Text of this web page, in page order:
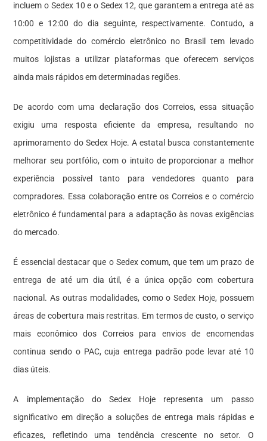
incluem o Sedex 10 e o Sedex 12, que garantem a entrega até as
10:00 e 12:00 do dia seguinte, respectivamente. Contudo, a
competitividade do comércio eletrônico no Brasil tem levado
muitos lojistas a utilizar plataformas que oferecem serviços
ainda mais rápidos em determinadas regiões.
De acordo com uma declaração dos Correios, essa situação
exigiu uma resposta eficiente da empresa, resultando no
aprimoramento do Sedex Hoje. A estatal busca constantemente
melhorar seu portfólio, com o intuito de proporcionar a melhor
experiência possível tanto para vendedores quanto para
compradores. Essa colaboração entre os Correios e o comércio
eletrônico é fundamental para a adaptação às novas exigências
do mercado.
É essencial destacar que o Sedex comum, que tem um prazo de
entrega de até um dia útil, é a única opção com cobertura
nacional. As outras modalidades, como o Sedex Hoje, possuem
áreas de cobertura mais restritas. Em termos de custo, o serviço
mais econômico dos Correios para envios de encomendas
continua sendo o PAC, cuja entrega padrão pode levar até 10
dias úteis.
A implementação do Sedex Hoje representa um passo
significativo em direção a soluções de entrega mais rápidas e
eficazes, refletindo uma tendência crescente no setor. O